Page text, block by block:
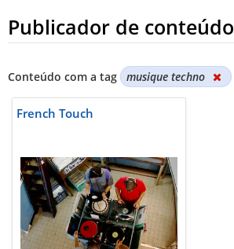
Publicador de conteúdo
Conteúdo com a tag musique techno
French Touch